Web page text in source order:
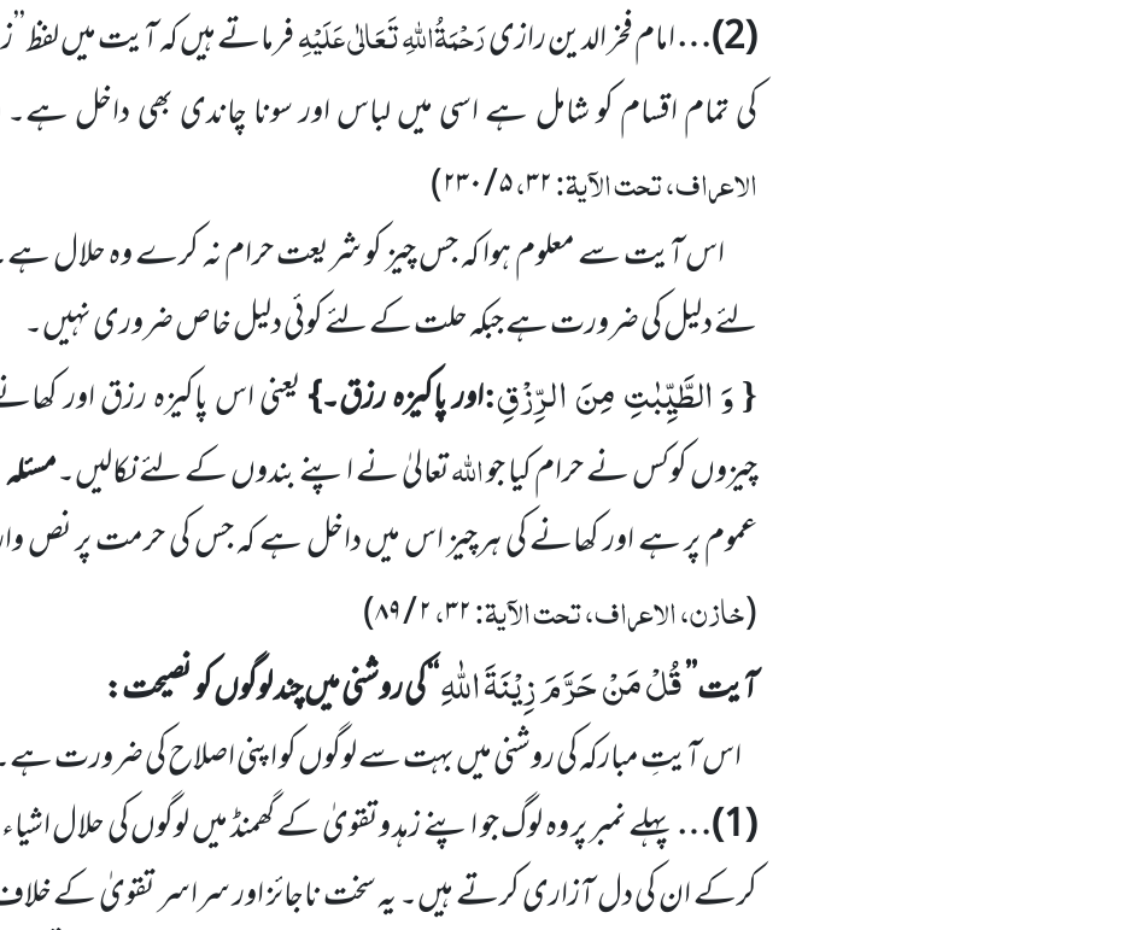
(
2
)…امام فخر الدین رازیرَحْمَۃُاللہِ تَعَالٰی عَلَیْہِفرماتے ہیں کہ آیت میں لفظ
کی تمام اقسام کو شامل ہے اسی میں لباس اور سونا چاندی بھی داخل ہے۔
الاعراف، تحت الآیۃ:۳۲،۵/۲۳۰)
اس آیت سے معلوم ہوا کہ جس چیز کو شریعت حرام نہ کرے وہ حلال
لئے دلیل کی ضرورت ہے جبکہ حلت کے لئے کوئی دلیل خاص ضروری نہیں۔
{وَ الطَّیِّبٰتِ مِنَ الرِّزْقِ:اور پاکیزہ رزق۔}یعنی اس پاکیزہ رزق اور
چیزوں کوکس نے حرام کیا جواللہتعالیٰ نے اپنے بندوں کے لئے نکالیں۔
عموم پر ہے اور کھانے کی ہرچیز اس میں داخل ہے کہ جس کی حرمت پر نص
(خازن، الاعراف، تحت الآیۃ:۳۲،۲/۸۹)
آیت’’قُلْ مَنْ حَرَّمَ زِیْنَةَ اللّٰهِ‘‘ کی روشنی میں چند لوگوں کونصیحت:
اس آیتِ مبارکہ کی روشنی میں بہت سے لوگوں کو اپنی اصلاح کی ضرورت
(
1
)…پہلے نمبر پر وہ لوگ جو اپنے زہد وتقویٰ کے گھمنڈ میں لوگوں کی حلال
کرکے ان کی دل آزاری کرتے ہیں۔ یہ سخت ناجائز اور سراسر تقویٰ کے